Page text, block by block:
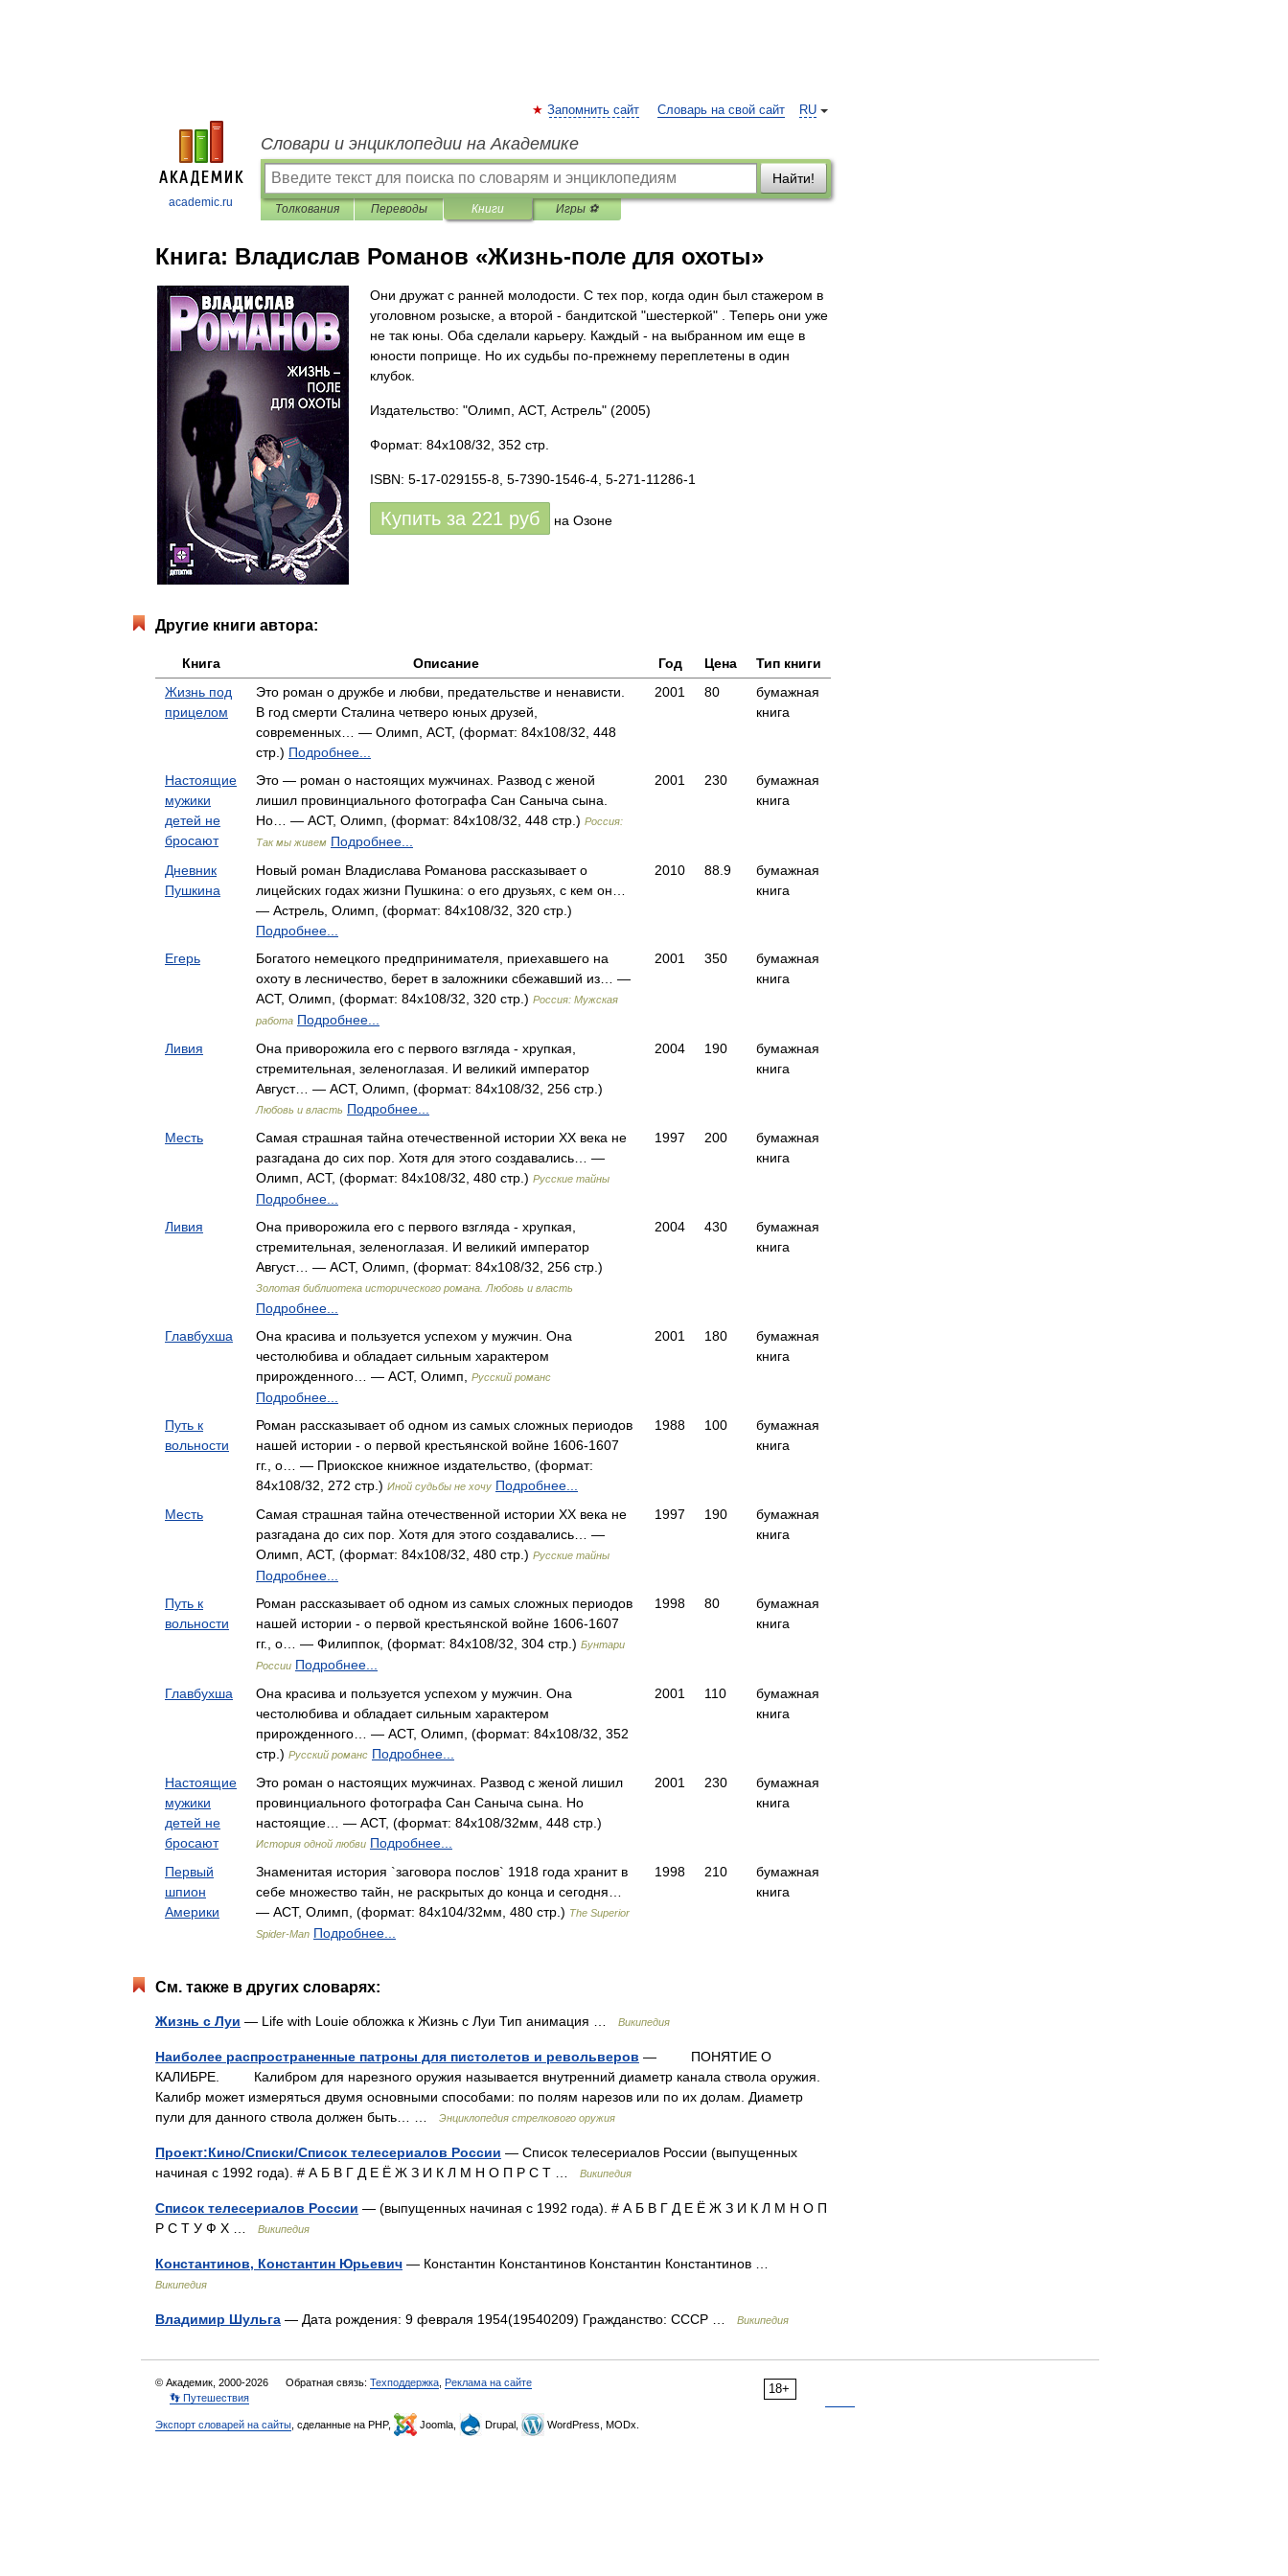
academic.ru
RU
Запомнить сайт Словарь на свой сайт
Словари и энциклопедии на Академике
Найти!
Толкования Переводы Книги Игры ⚽
Книга: Владислав Романов «Жизнь-поле для охоты»
Они дружат с ранней молодости. С тех пор, когда один был стажером в
уголовном розыске, а второй - бандитской "шестеркой" . Теперь они уже
не так юны. Оба сделали карьеру. Каждый - на выбранном им еще в
юности поприще. Но их судьбы по-прежнему переплетены в один
клубок.
Издательство: "Олимп, АСТ, Астрель" (2005)
Формат: 84x108/32, 352 стр.
ISBN: 5-17-029155-8, 5-7390-1546-4, 5-271-11286-1
Купить за 221 руб на Озоне
Другие книги автора:
Книга Описание Год Цена
Тип книги
Жизнь под
прицелом
Это роман о дружбе и любви, предательстве и ненависти.
В год смерти Сталина четверо юных друзей,
современных… — Олимп, АСТ, (формат: 84x108/32, 448
стр.) Подробнее...
2001 80
бумажная
книга
Настоящие
мужики
детей не
бросают
Это — роман о настоящих мужчинах. Развод с женой
лишил провинциального фотографа Сан Саныча сына.
Но… — АСТ, Олимп, (формат: 84x108/32, 448 стр.) Россия:
Так мы живем Подробнее...
2001 230
бумажная
книга
Дневник
Пушкина
Новый роман Владислава Романова рассказывает о
лицейских годах жизни Пушкина: о его друзьях, с кем он…
— Астрель, Олимп, (формат: 84x108/32, 320 стр.)
Подробнее...
2010 88.9
бумажная
книга
Егерь
Богатого немецкого предпринимателя, приехавшего на
охоту в лесничество, берет в заложники сбежавший из… —
АСТ, Олимп, (формат: 84x108/32, 320 стр.) Россия: Мужская
работа Подробнее...
2001 350
бумажная
книга
Ливия
Она приворожила его с первого взгляда - хрупкая,
стремительная, зеленоглазая. И великий император
Август… — АСТ, Олимп, (формат: 84x108/32, 256 стр.)
Любовь и власть Подробнее...
2004 190
бумажная
книга
Месть
Самая страшная тайна отечественной истории XX века не
разгадана до сих пор. Хотя для этого создавались… —
Олимп, АСТ, (формат: 84x108/32, 480 стр.) Русские тайны
Подробнее...
1997 200
бумажная
книга
Ливия
Она приворожила его с первого взгляда - хрупкая,
стремительная, зеленоглазая. И великий император
Август… — АСТ, Олимп, (формат: 84x108/32, 256 стр.)
Золотая библиотека исторического романа. Любовь и власть
Подробнее...
2004 430
бумажная
книга
Главбухша
Она красива и пользуется успехом у мужчин. Она
честолюбива и обладает сильным характером
прирожденного… — АСТ, Олимп,
Русский романс
Подробнее...
2001 180
бумажная
книга
Путь к
вольности
Роман рассказывает об одном из самых сложных периодов
нашей истории - о первой крестьянской войне 1606-1607
гг., о… — Приокское книжное издательство, (формат:
84x108/32, 272 стр.) Иной судьбы не хочу Подробнее...
1988 100
бумажная
книга
Месть
Самая страшная тайна отечественной истории XX века не
разгадана до сих пор. Хотя для этого создавались… —
Олимп, АСТ, (формат: 84x108/32, 480 стр.) Русские тайны
Подробнее...
1997 190
бумажная
книга
Путь к
вольности
Роман рассказывает об одном из самых сложных периодов
нашей истории - о первой крестьянской войне 1606-1607
гг., о… — Филиппок, (формат: 84x108/32, 304 стр.) Бунтари
России Подробнее...
1998 80
бумажная
книга
Главбухша
Она красива и пользуется успехом у мужчин. Она
честолюбива и обладает сильным характером
прирожденного… — АСТ, Олимп, (формат: 84x108/32, 352
стр.) Русский романс Подробнее...
2001 110
бумажная
книга
Настоящие
мужики
детей не
бросают
Это роман о настоящих мужчинах. Развод с женой лишил
провинциального фотографа Сан Саныча сына. Но
настоящие… — АСТ, (формат: 84x108/32мм, 448 стр.)
История одной любви Подробнее...
2001 230
бумажная
книга
Первый
шпион
Америки
Знаменитая история `заговора послов` 1918 года хранит в
себе множество тайн, не раскрытых до конца и сегодня…
— АСТ, Олимп, (формат: 84x104/32мм, 480 стр.) The Superior
Spider-Man Подробнее...
1998 210
бумажная
книга
См. также в других словарях:
Жизнь с Луи — Life with Louie обложка к Жизнь с Луи Тип анимация … Википедия
Наиболее распространенные патроны для пистолетов и револьверов — ПОНЯТИЕ О
КАЛИБРЕ. Калибром для нарезного оружия называется внутренний диаметр канала ствола оружия.
Калибр может измеряться двумя основными способами: по полям нарезов или по их долам. Диаметр
пули для данного ствола должен быть… …
Энциклопедия стрелкового оружия
Проект:Кино/Списки/Список телесериалов России — Список телесериалов России (выпущенных
начиная с 1992 года). # А Б В Г Д Е Ё Ж З И К Л М Н О П Р С Т …
Википедия
Список телесериалов России — (выпущенных начиная с 1992 года). # А Б В Г Д Е Ё Ж З И К Л М Н О П
Р С Т У Ф Х …
Википедия
Константинов, Константин Юрьевич — Константин Константинов Константин Константинов …
Википедия
Владимир Шульга — Дата рождения: 9 февраля 1954(19540209) Гражданство: СССР … Википедия
18+
© Академик, 2000-2026 Обратная связь: Техподдержка Реклама на сайте
👣 Путешествия
Экспорт словарей на сайты , сделанные на PHP, Joomla, Drupal, WordPress, MODx.